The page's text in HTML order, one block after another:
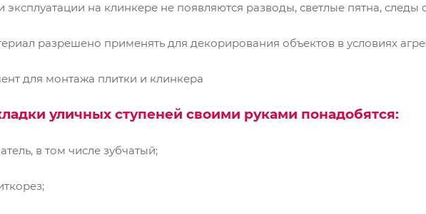
на клинкере не появляются разводы, светлые пятна, следы
разрешено применять для декорирования объектов в условиях
для монтажа плитки и клинкера
уличных ступеней своими руками понадобятся:
в том числе зубчатый;